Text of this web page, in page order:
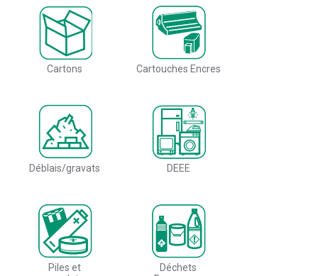
Cartons Cartouches Encres
Déblais/gravats DEEE
Piles et
Déchets